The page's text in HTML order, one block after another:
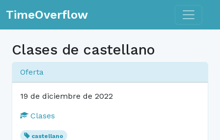
TimeOverflow Toggle
Clases de castellano
Oferta
19 de diciembre de 2022
Clases
castellano